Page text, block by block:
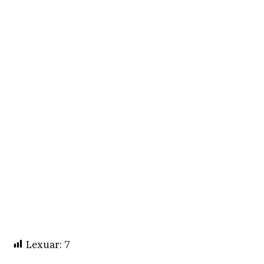
Lexuar: 7